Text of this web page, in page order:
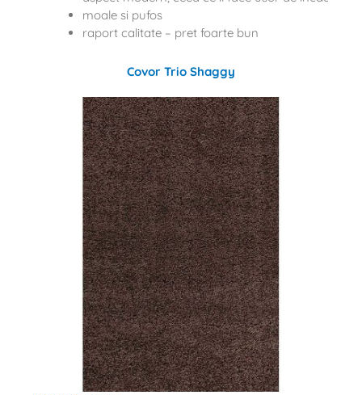
moale si pufos
raport calitate – pret foarte bun
Covor Trio Shaggy